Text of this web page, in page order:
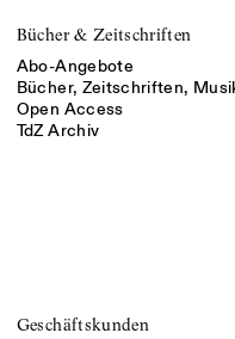
Bücher & Zeitschriften
Abo-Angebote
Bücher, Zeitschriften,
Open Access
TdZ Archiv
Geschäftskunden